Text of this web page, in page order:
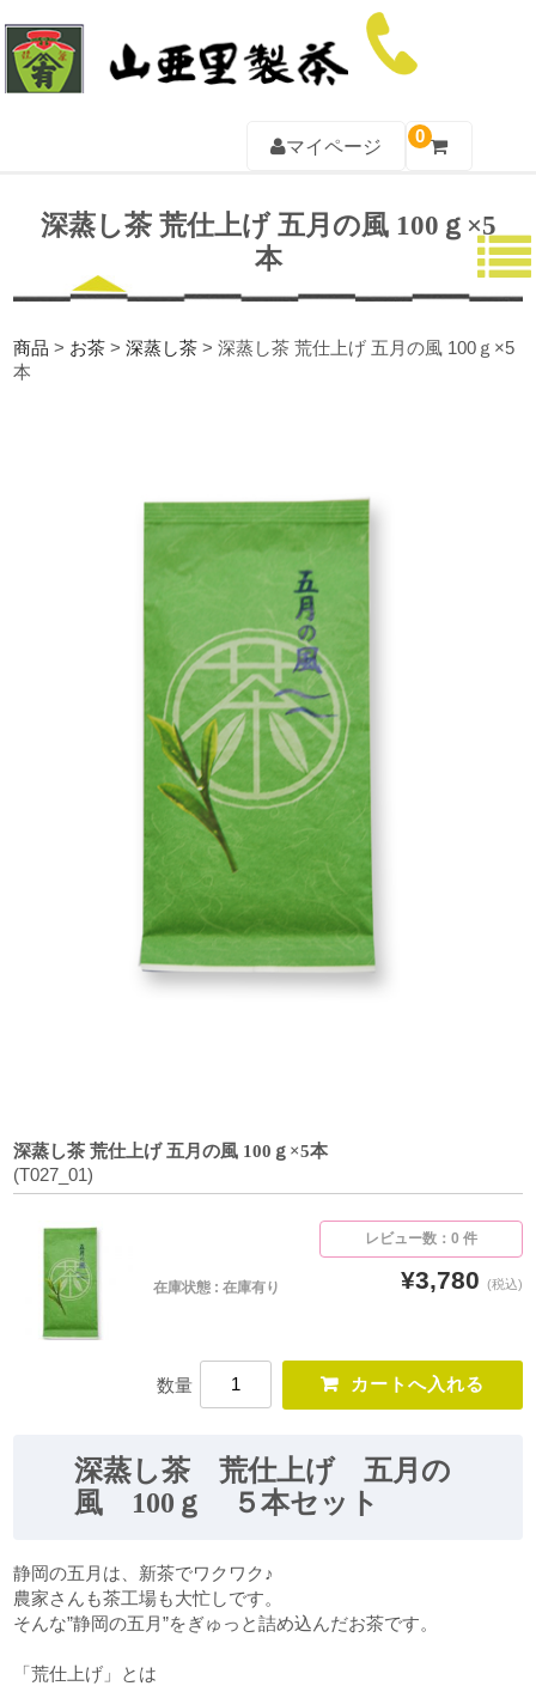
マイページ 0
TOP
ギフト一覧
深蒸し茶 荒仕上げ 五月の風 100ｇ×5
本
商品 > お茶> 深蒸し茶> 深蒸し茶 荒仕上げ 五月の風 100ｇ×5
本
深蒸し茶 荒仕上げ 五月の風 100ｇ×5本
(T027_01)
レビュー数：0 件
在庫状態 : 在庫有り ¥3,780(税込)
数量
深蒸し茶 荒仕上げ 五月の
風 100ｇ ５本セット
静岡の五月は、新茶でワクワク♪
農家さんも茶工場も大忙しです。
そんな”静岡の五月”をぎゅっと詰め込んだお茶です。
「荒仕上げ」とは